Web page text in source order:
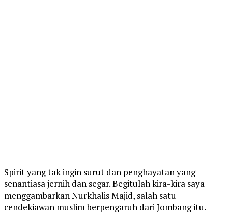
Spirit yang tak ingin surut dan penghayatan yang
senantiasa jernih dan segar. Begitulah kira-kira saya
menggambarkan Nurkhalis Majid, salah satu
cendekiawan muslim berpengaruh dari Jombang itu.